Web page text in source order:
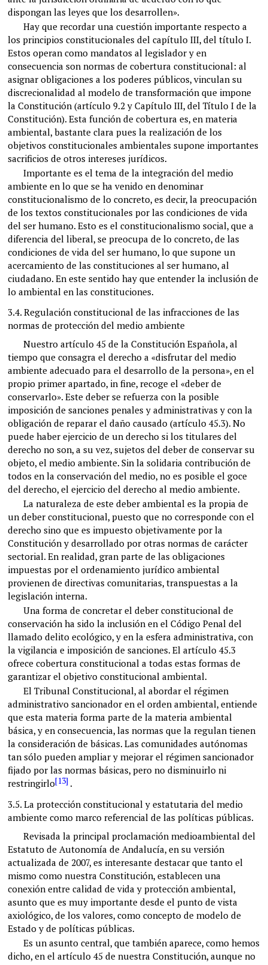
dispongan las leyes que los desarrollen».
Hay que recordar una cuestión importante respecto a
los principios constitucionales del capítulo III, del título I.
Estos operan como mandatos al legislador y en
consecuencia son normas de cobertura constitucional: al
asignar obligaciones a los poderes públicos, vinculan su
discrecionalidad al modelo de transformación que impone
la Constitución (artículo 9.2 y Capítulo III, del Título I de la
Constitución). Esta función de cobertura es, en materia
ambiental, bastante clara pues la realización de los
objetivos constitucionales ambientales supone importantes
sacrificios de otros intereses jurídicos.
Importante es el tema de la integración del medio
ambiente en lo que se ha venido en denominar
constitucionalismo de lo concreto, es decir, la preocupación
de los textos constitucionales por las condiciones de vida
del ser humano. Esto es el constitucionalismo social, que a
diferencia del liberal, se preocupa de lo concreto, de las
condiciones de vida del ser humano, lo que supone un
acercamiento de las constituciones al ser humano, al
ciudadano. En este sentido hay que entender la inclusión de
lo ambiental en las constituciones.
3.4. Regulación constitucional de las infracciones de las
normas de protección del medio ambiente
Nuestro artículo 45 de la Constitución Española, al
tiempo que consagra el derecho a «disfrutar del medio
ambiente adecuado para el desarrollo de la persona», en el
propio primer apartado, in fine, recoge el «deber de
conservarlo». Este deber se refuerza con la posible
imposición de sanciones penales y administrativas y con la
obligación de reparar el daño causado (artículo 45.3). No
puede haber ejercicio de un derecho si los titulares del
derecho no son, a su vez, sujetos del deber de conservar su
objeto, el medio ambiente. Sin la solidaria contribución de
todos en la conservación del medio, no es posible el goce
del derecho, el ejercicio del derecho al medio ambiente.
La naturaleza de este deber ambiental es la propia de
un deber constitucional, puesto que no corresponde con el
derecho sino que es impuesto objetivamente por la
Constitución y desarrollado por otras normas de carácter
sectorial. En realidad, gran parte de las obligaciones
impuestas por el ordenamiento jurídico ambiental
provienen de directivas comunitarias, transpuestas a la
legislación interna.
Una forma de concretar el deber constitucional de
conservación ha sido la inclusión en el Código Penal del
llamado delito ecológico, y en la esfera administrativa, con
la vigilancia e imposición de sanciones. El artículo 45.3
ofrece cobertura constitucional a todas estas formas de
garantizar el objetivo constitucional ambiental.
El Tribunal Constitucional, al abordar el régimen
administrativo sancionador en el orden ambiental, entiende
que esta materia forma parte de la materia ambiental
básica, y en consecuencia, las normas que la regulan tienen
la consideración de básicas. Las comunidades autónomas
tan sólo pueden ampliar y mejorar el régimen sancionador
fijado por las normas básicas, pero no disminuirlo ni
restringirlo[13] .
3.5. La protección constitucional y estatutaria del medio
ambiente como marco referencial de las políticas públicas.
Revisada la principal proclamación medioambiental del
Estatuto de Autonomía de Andalucía, en su versión
actualizada de 2007, es interesante destacar que tanto el
mismo como nuestra Constitución, establecen una
conexión entre calidad de vida y protección ambiental,
asunto que es muy importante desde el punto de vista
axiológico, de los valores, como concepto de modelo de
Estado y de políticas públicas.
Es un asunto central, que también aparece, como hemos
dicho, en el artículo 45 de nuestra Constitución, aunque no